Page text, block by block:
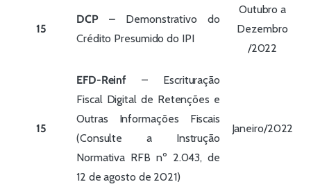
15
DCP –Demonstrativo do
Crédito Presumido do IPI
Outubro a
Dezembro
/2022
15
EFD-Reinf– Escrituração
Fiscal Digital de Retenções e
Outras Informações Fiscais
(Consulte a Instrução
Normativa RFB nº 2.043, de
12 de agosto de 2021)
Janeiro/2022